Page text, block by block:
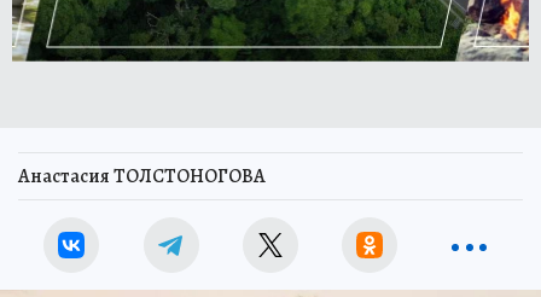
Анастасия ТОЛСТОНОГОВА